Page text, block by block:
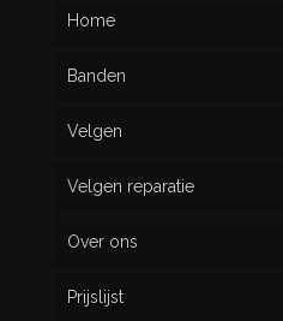
Home
Banden
Nieuw
Gebruikt
Velgen
Velgen reparatie
Over ons
Prijslijst